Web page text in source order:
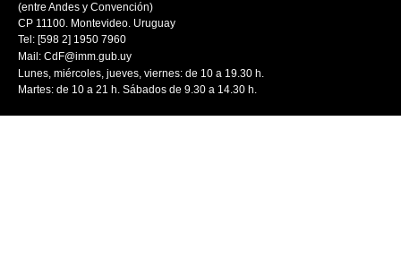
(entre Andes y Convención)
CP 11100. Montevideo. Uruguay
Tel: [598 2] 1950 7960
Mail: CdF@imm.gub.uy
Lunes, miércoles, jueves, viernes: de 10 a 19.30 h.
Martes: de 10 a 21 h. Sábados de 9.30 a 14.30 h.